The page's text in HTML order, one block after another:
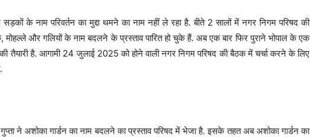
के नाम परिवर्तन का मुद्दा थमने का नाम नहीं ले रहा है. बीते 2 सालों में नगर निगम परिषद की
और गलियों के नाम बदलने के प्रस्ताव पारित हो चुके हैं. अब एक बार फिर पुराने भोपाल के एक
है. आगामी 24 जुलाई 2025 को होने वाली नगर निगम परिषद की बैठक में चर्चा करने के लिए
गुप्ता ने अशोका गार्डन का नाम बदलने का प्रस्ताव परिषद में भेजा है. इसके तहत अब अशोका गार्डन का